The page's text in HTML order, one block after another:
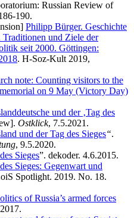
Russian Review of
190.
Philipp Bürger. Geschichte
und Ziele der
seit 2000. Göttingen:
. H-Soz-Kult 2019,
note: Counting visitors to the
on 9 May (Victory Day)
und der ‚Tag des
Ostklick, 7.5.2021.
und der Tag des Sieges“.
, 9.5.2020.
Sieges”. dekoder. 4.6.2015.
Sieges: Gegenwart und
Spotlight. 2019. No. 18.
of Russia’s armed forces